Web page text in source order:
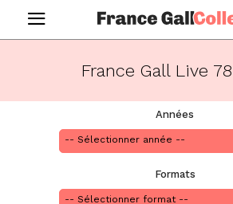
France Gall Live 78
Années
Formats